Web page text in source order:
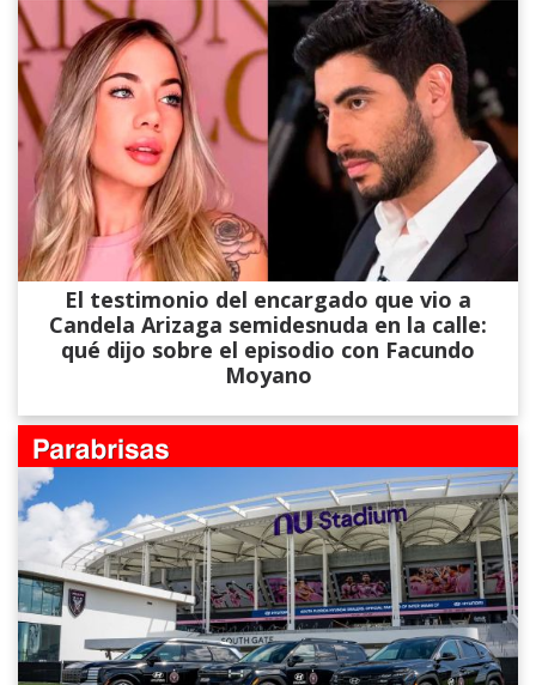
El testimonio del encargado que vio a
Candela Arizaga semidesnuda en la calle:
qué dijo sobre el episodio con Facundo
Moyano